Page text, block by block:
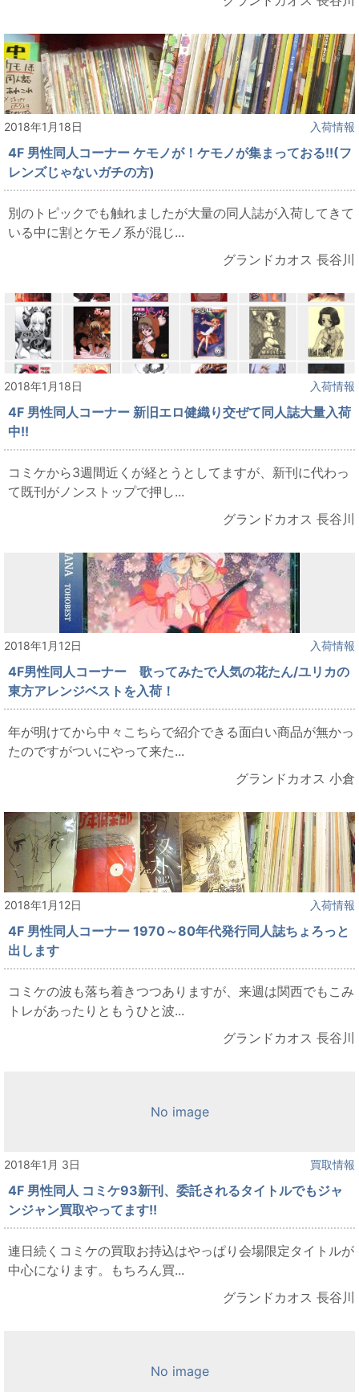
2018年1月18日 入荷情報
4F 男性同人コーナー ケモノが！ケモノが集まっておる!!(フ
レンズじゃないガチの方)
別のトピックでも触れましたが大量の同人誌が入荷してきて
いる中に割とケモノ系が混じ...
グランドカオス 長谷川
2018年1月18日 入荷情報
4F 男性同人コーナー 新旧エロ健織り交ぜて同人誌大量入荷
中!!
コミケから3週間近くが経とうとしてますが、新刊に代わっ
て既刊がノンストップで押し...
グランドカオス 長谷川
2018年1月12日 入荷情報
4F男性同人コーナー 歌ってみたで人気の花たん/ユリカの
東方アレンジベストを入荷！
年が明けてから中々こちらで紹介できる面白い商品が無かっ
たのですがついにやって来た...
グランドカオス 小倉
2018年1月12日 入荷情報
4F 男性同人コーナー 1970～80年代発行同人誌ちょろっと
出します
コミケの波も落ち着きつつありますが、来週は関西でもこみ
トレがあったりともうひと波...
グランドカオス 長谷川
No image
2018年1月 3日 買取情報
4F 男性同人 コミケ93新刊、委託されるタイトルでもジャ
ンジャン買取やってます!!
連日続くコミケの買取お持込はやっぱり会場限定タイトルが
中心になります。もちろん買...
グランドカオス 長谷川
No image